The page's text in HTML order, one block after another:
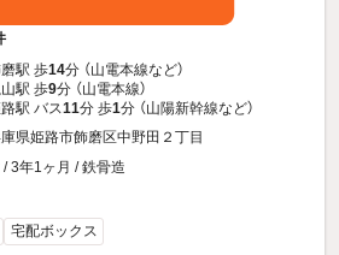
駅 歩14分 （山電本線など）
駅 歩9分 （山電本線）
駅 バス11分 歩1分 （山陽新幹線など）
県姫路市飾磨区中野田２丁目
3年1ヶ月 / 鉄骨造
宅配ボックス